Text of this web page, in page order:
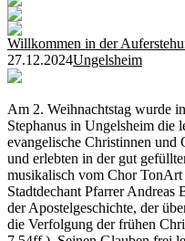
Willkommen in der
27.12.2024Ungelsheim
Am 2. Weihnachtstag wurde
Stephanus in Ungelsheim die
evangelische Christinnen und
und erlebten in der gut
musikalisch vom Chor TonArt
Stadtdechant Pfarrer Andreas
der Apostelgeschichte, der
die Verfolgung der frühen